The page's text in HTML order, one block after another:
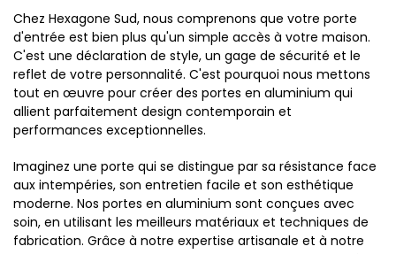
Chez Hexagone Sud, nous comprenons que votre porte
d'entrée est bien plus qu'un simple accès à votre maison.
C'est une déclaration de style, un gage de sécurité et le
reflet de votre personnalité. C'est pourquoi nous mettons
tout en œuvre pour créer des portes en aluminium qui
allient parfaitement design contemporain et
performances exceptionnelles.
Imaginez une porte qui se distingue par sa résistance face
aux intempéries, son entretien facile et son esthétique
moderne. Nos portes en aluminium sont conçues avec
soin, en utilisant les meilleurs matériaux et techniques de
fabrication. Grâce à notre expertise artisanale et à notre